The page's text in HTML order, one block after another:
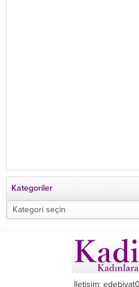
Kategoriler
Kategoriler
İletişim: